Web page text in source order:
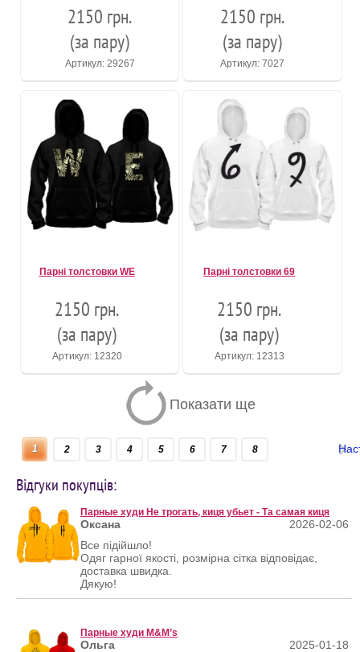
2150 грн.
(за пару)
Артикул: 29267
2150 грн.
(за пару)
Артикул: 7027
Парні толстовки WE
2150 грн.
(за пару)
Артикул: 12320
Парні толстовки 69
2150 грн.
(за пару)
Артикул: 12313
Показати ще
1 2 3 4 5 6 7 8
Відгуки покупців:
Парные худи Не трогать, киця убьет - Та самая киця
Оксана
2026-02-06
Все підійшло!
Одяг гарної якості, розмірна сітка відповідає,
доставка швидка.
Дякую!
Парные худи M&M’s
Ольга
2025-01-18